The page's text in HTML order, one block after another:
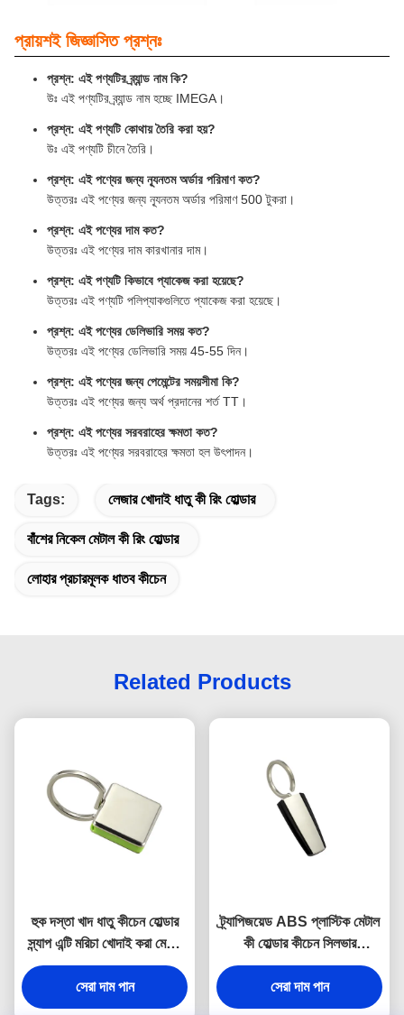
প্রায়শই জিজ্ঞাসিত প্রশ্নঃ
প্রশ্ন: এই পণ্যটির ব্র্যান্ড নাম কি?
উঃ এই পণ্যটির ব্র্যান্ড নাম হচ্ছে IMEGA।
প্রশ্ন: এই পণ্যটি কোথায় তৈরি করা হয়?
উঃ এই পণ্যটি চীনে তৈরি।
প্রশ্ন: এই পণ্যের জন্য ন্যূনতম অর্ডার পরিমাণ কত?
উত্তরঃ এই পণ্যের জন্য ন্যূনতম অর্ডার পরিমাণ 500 টুকরা।
প্রশ্ন: এই পণ্যের দাম কত?
উত্তরঃ এই পণ্যের দাম কারখানার দাম।
প্রশ্ন: এই পণ্যটি কিভাবে প্যাকেজ করা হয়েছে?
উত্তরঃ এই পণ্যটি পলিপ্যাকগুলিতে প্যাকেজ করা হয়েছে।
প্রশ্ন: এই পণ্যের ডেলিভারি সময় কত?
উত্তরঃ এই পণ্যের ডেলিভারি সময় 45-55 দিন।
প্রশ্ন: এই পণ্যের জন্য পেমেন্টের সময়সীমা কি?
উত্তরঃ এই পণ্যের জন্য অর্থ প্রদানের শর্ত TT।
প্রশ্ন: এই পণ্যের সরবরাহের ক্ষমতা কত?
উত্তরঃ এই পণ্যের সরবরাহের ক্ষমতা হল উৎপাদন।
Tags: লেজার খোদাই ধাতু কী রিং হোল্ডার
বাঁশের নিকেল মেটাল কী রিং হোল্ডার
লোহার প্রচারমূলক ধাতব কীচেন
Related Products
হুক দস্তা খাদ ধাতু কীচেন হোল্ডার
স্ন্যাপ এন্টি মরিচা খোদাই করা মেটাল
কীরিং
সেরা দাম পান
ট্র্যাপিজয়েড ABS প্লাস্টিক মেটাল
কী হোল্ডার কীচেন সিলভার
ইলেক্ট্রোপ্লেটিং
সেরা দাম পান